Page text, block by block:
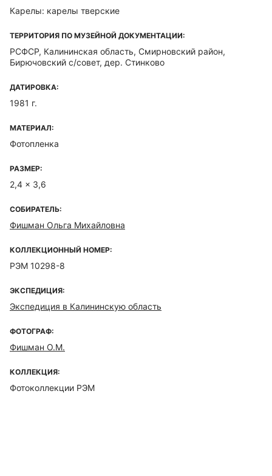
Карелы: карелы тверские
ТЕРРИТОРИЯ ПО МУЗЕЙНОЙ ДОКУМЕНТАЦИИ:
РСФСР, Калининская область, Смирновский район,
Бирючовский с/совет, дер. Стинково
ДАТИРОВКА:
1981 г.
МАТЕРИАЛ:
Фотопленка
РАЗМЕР:
2,4 x 3,6
СОБИРАТЕЛЬ:
Фишман Ольга Михайловна
КОЛЛЕКЦИОННЫЙ НОМЕР:
РЭМ 10298-8
ЭКСПЕДИЦИЯ:
Экспедиция в Калининскую область
ФОТОГРАФ:
Фишман О.М.
КОЛЛЕКЦИЯ:
Фотоколлекции РЭМ